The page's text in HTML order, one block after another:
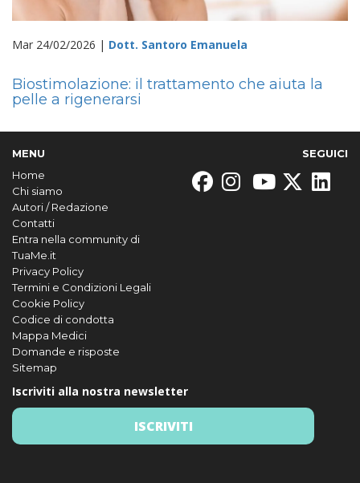
Mar 24/02/2026 | Dott. Santoro Emanuela
Biostimolazione: il trattamento che aiuta la
pelle a rigenerarsi
MENU
Home
Chi siamo
Autori / Redazione
Contatti
Entra nella community di
TuaMe.it
Privacy Policy
Termini e Condizioni Legali
Cookie Policy
Codice di condotta
Mappa Medici
Domande e risposte
Sitemap
SEGUICI
Iscriviti alla nostra newsletter
ISCRIVITI